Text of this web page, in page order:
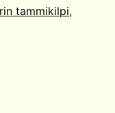
tammikilpi,